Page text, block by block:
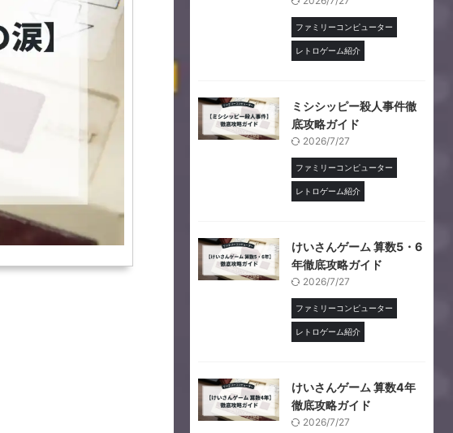
ファミリーコンピューター
レトロゲーム紹介
ミシシッピー殺人事件徹
底攻略ガイド
2026/7/27
ファミリーコンピューター
レトロゲーム紹介
けいさんゲーム 算数5・6
年徹底攻略ガイド
2026/7/27
ファミリーコンピューター
レトロゲーム紹介
けいさんゲーム 算数4年
徹底攻略ガイド
2026/7/27